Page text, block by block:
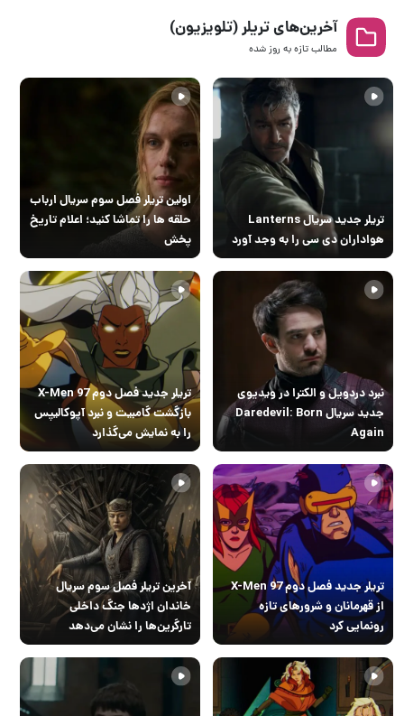
آخرین‌های تریلر (تلویزیون)
مطالب تازه به روز‌ شده
تریلر جدید سریال Lanterns
هواداران دی سی را به وجد آورد
اولین تریلر فصل سوم سریال ارباب
حلقه ها را تماشا کنید؛ اعلام تاریخ
پخش
نبرد دردویل و الکترا در ویدیوی
جدید سریال Daredevil: Born
Again
تریلر جدید فصل دوم X-Men 97
بازگشت گامبیت و نبرد آپوکالیپس
را به نمایش می‌گذارد
تریلر جدید فصل دوم X-Men 97
از قهرمانان و شرورهای تازه
رونمایی کرد
آخرین تریلر فصل سوم سریال
خاندان اژدها جنگ داخلی
تارگرین‌ها را نشان می‌دهد